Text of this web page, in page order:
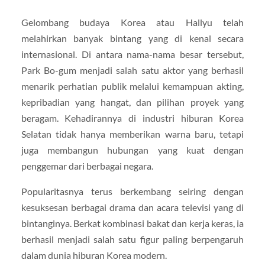
Gelombang budaya Korea atau Hallyu telah
melahirkan banyak bintang yang di kenal secara
internasional. Di antara nama-nama besar tersebut,
Park Bo-gum menjadi salah satu aktor yang berhasil
menarik perhatian publik melalui kemampuan akting,
kepribadian yang hangat, dan pilihan proyek yang
beragam. Kehadirannya di industri hiburan Korea
Selatan tidak hanya memberikan warna baru, tetapi
juga membangun hubungan yang kuat dengan
penggemar dari berbagai negara.
Popularitasnya terus berkembang seiring dengan
kesuksesan berbagai drama dan acara televisi yang di
bintanginya. Berkat kombinasi bakat dan kerja keras, ia
berhasil menjadi salah satu figur paling berpengaruh
dalam dunia hiburan Korea modern.